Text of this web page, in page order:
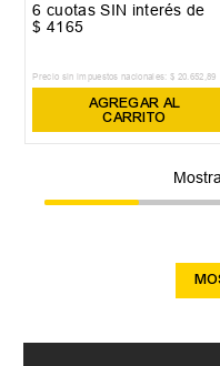
6 cuotas SIN interés de
$ 4165
Precio sin impuestos nacionales: $ 20.652 ,89
AGREGAR AL
CARRITO